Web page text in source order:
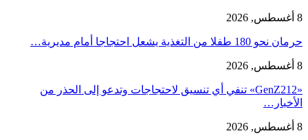
8 أغسطس, 2026
حرمان نحو 180 طفلا من التغذية يشعل احتجاجا أمام مديرية…
8 أغسطس, 2026
«GenZ212» تنفي أي تنسيق لاحتجاجات وتدعو إلى الحذر من
الأخبار…
8 أغسطس, 2026